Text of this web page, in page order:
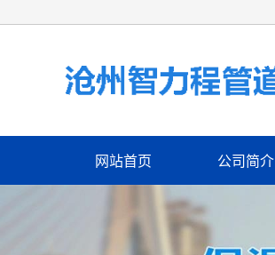
网站首页 公司简介